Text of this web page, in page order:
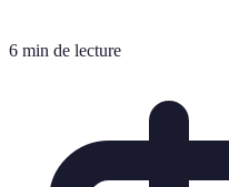
6 min de lecture